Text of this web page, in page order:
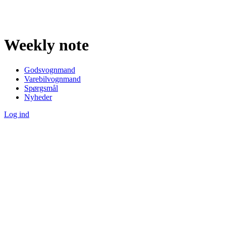
Weekly note
Godsvognmand
Varebilvognmand
Spørgsmål
Nyheder
Log ind